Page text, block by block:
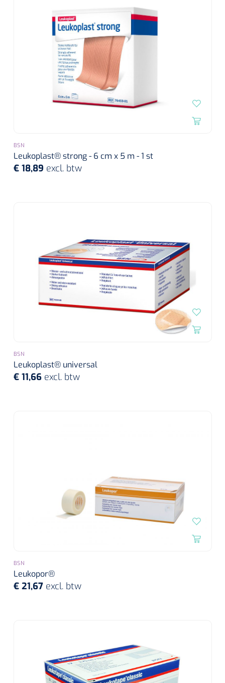
BSN
Leukoplast® strong - 6 cm x 5 m - 1 st
€ 18,89 excl. btw
BSN
Leukoplast® universal
€ 11,66 excl. btw
BSN
Leukopor®
€ 21,67 excl. btw